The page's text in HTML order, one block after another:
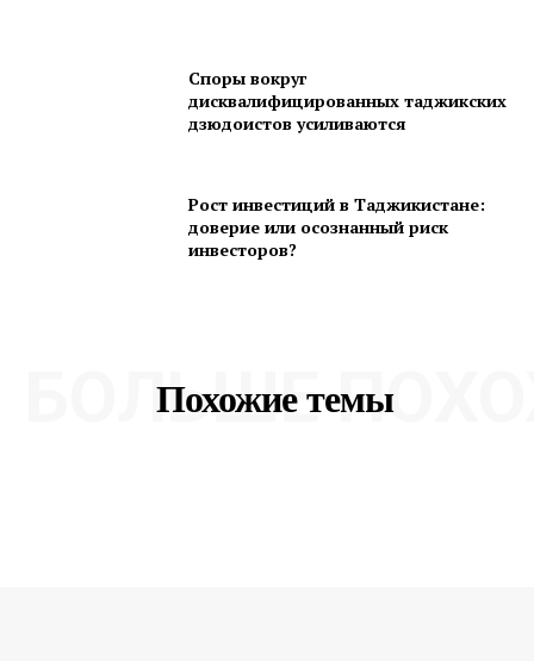
Споры вокруг
дисквалифицированных таджикских
дзюдоистов усиливаются
Рост инвестиций в Таджикистане:
доверие или осознанный риск
инвесторов?
Похожие темы
БОЛЬШЕ